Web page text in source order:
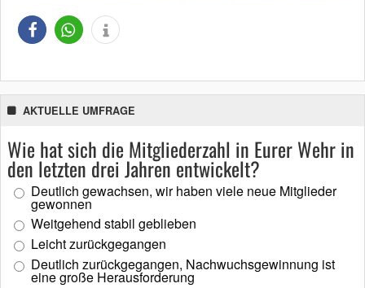
AKTUELLE UMFRAGE
Wie hat sich die Mitgliederzahl in Eurer Wehr in
den letzten drei Jahren entwickelt?
Deutlich gewachsen, wir haben viele neue Mitglieder
gewonnen
Weitgehend stabil geblieben
Leicht zurückgegangen
Deutlich zurückgegangen, Nachwuchsgewinnung ist
eine große Herausforderung